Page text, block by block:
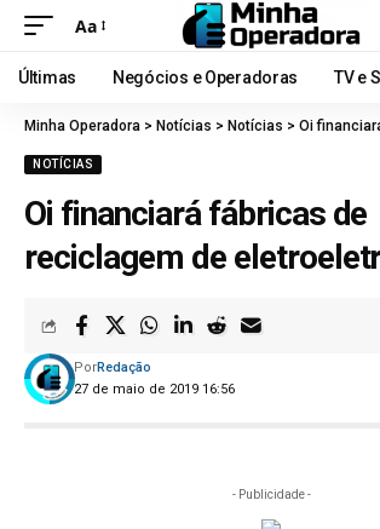
Aa
Últimas Negócios e Operadoras TV e
Minha Operadora > Notícias > Notícias > Oi financiará fábricas
NOTÍCIAS
Oi financiará fábricas de
reciclagem de
27 de maio de 2019 16:56
PorRedação
- Publicidade -